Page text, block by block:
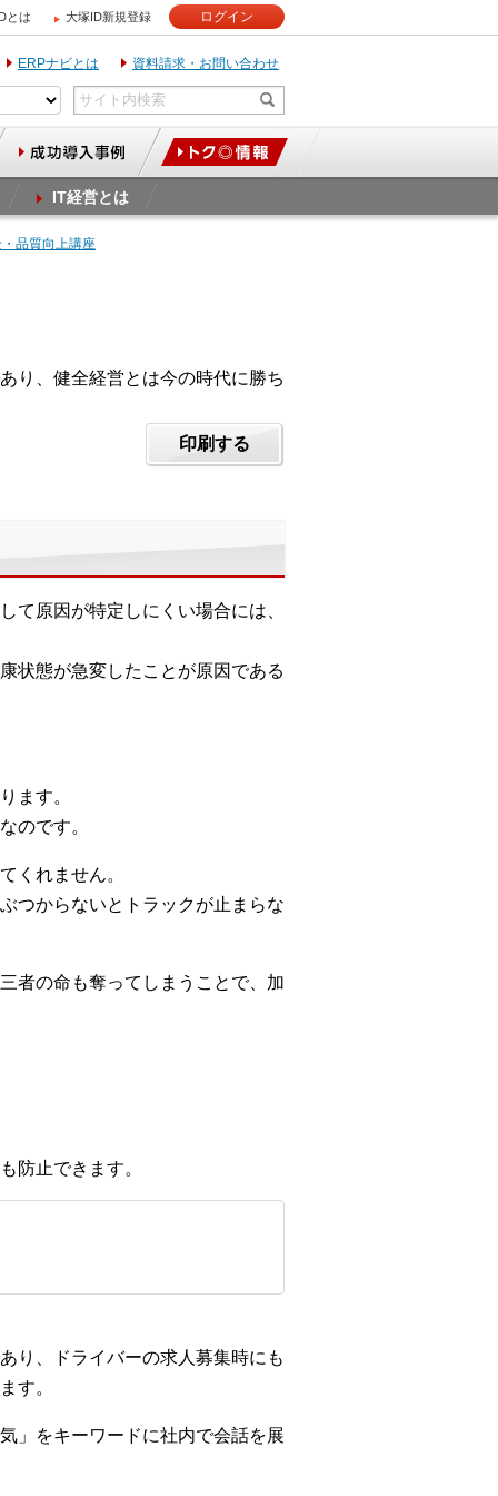
とは 大塚ID新規登録 ログイン
ERPナビとは 資料請求・お問い合わせ
IT経営とは
品質向上講座
り、健全経営とは今の時代に勝ち
印刷する
て原因が特定しにくい場合には、
状態が急変したことが原因である
ます。
のです。
くれません。
つからないとトラックが止まらな
者の命も奪ってしまうことで、加
防止できます。
り、ドライバーの求人募集時にも
す。
」をキーワードに社内で会話を展